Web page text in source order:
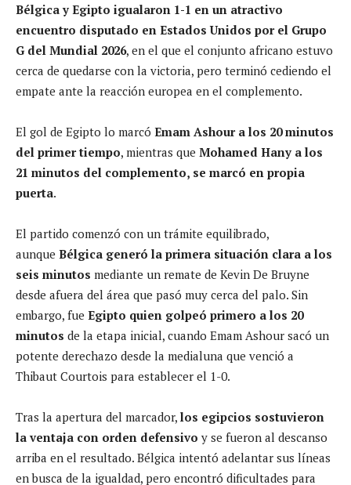
Bélgica y Egipto igualaron 1-1 en un atractivo
encuentro disputado en Estados Unidos por el Grupo
G del Mundial 2026, en el que el conjunto africano estuvo
cerca de quedarse con la victoria, pero terminó cediendo el
empate ante la reacción europea en el complemento.
El gol de Egipto lo marcó Emam Ashour a los 20 minutos
del primer tiempo, mientras que Mohamed Hany a los
21 minutos del complemento, se marcó en propia
puerta.
El partido comenzó con un trámite equilibrado,
aunque Bélgica generó la primera situación clara a los
seis minutos mediante un remate de Kevin De Bruyne
desde afuera del área que pasó muy cerca del palo. Sin
embargo, fue Egipto quien golpeó primero a los 20
minutos de la etapa inicial, cuando Emam Ashour sacó un
potente derechazo desde la medialuna que venció a
Thibaut Courtois para establecer el 1-0.
Tras la apertura del marcador, los egipcios sostuvieron
la ventaja con orden defensivo y se fueron al descanso
arriba en el resultado. Bélgica intentó adelantar sus líneas
en busca de la igualdad, pero encontró dificultades para